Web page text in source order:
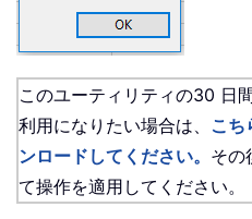
このユーティリティの30 日
利用になりたい場合は、 こち
ンロードしてください。 その
て操作を適用してください。